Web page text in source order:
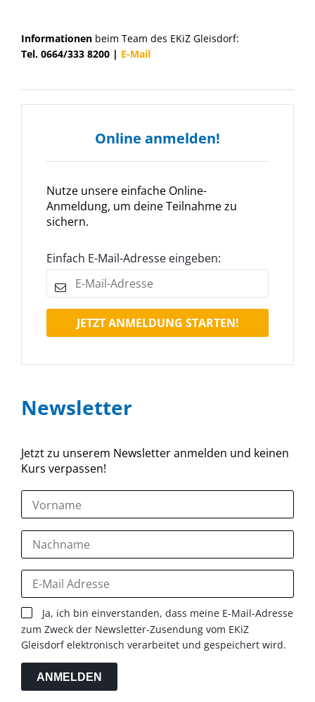
Newsletter
Jetzt zu unserem Newsletter anmelden und keinen
Kurs verpassen!
Ja, ich bin einverstanden, dass meine E-Mail-Adresse
zum Zweck der Newsletter-Zusendung vom EKiZ
Gleisdorf elektronisch verarbeitet und gespeichert wird.
ANMELDEN
Informationen beim Team des EKiZ Gleisdorf:
Tel. 0664/333 8200 | E-Mail
Online anmelden!
Nutze unsere einfache Online-
Anmeldung, um deine Teilnahme zu
sichern.
Einfach E-Mail-Adresse eingeben:
JETZT ANMELDUNG STARTEN!